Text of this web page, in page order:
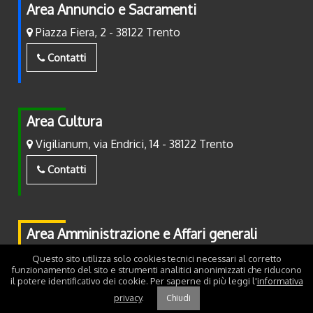
Area Annuncio e Sacramenti
Piazza Fiera, 2 - 38122 Trento
Contatti
Area Cultura
Vigilianum, via Endrici, 14 - 38122 Trento
Contatti
Area Amministrazione e Affari generali
Piazza Fiera, 2 - 38122 Trento
Contatti
Questo sito utilizza solo cookies tecnici necessari al corretto
funzionamento del sito e strumenti analitici anonimizzati che riducono
il potere identificativo dei cookie. Per saperne di più leggi l'informativa
privacy. Chiudi